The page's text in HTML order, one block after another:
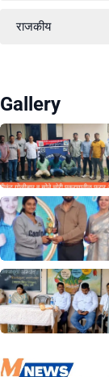
राजकीय
Gallery